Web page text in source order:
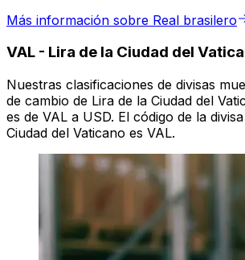
Más información sobre Real brasilero
VAL - Lira de la Ciudad del
Nuestras clasificaciones de divisas
de cambio de Lira de la Ciudad del
es de VAL a USD. El código de la
Ciudad del Vaticano es VAL.